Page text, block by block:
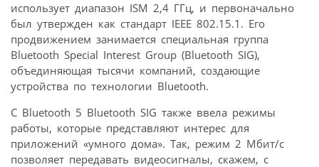
использует диапазон ISM 2,4 ГГц, и первоначально
был утвержден как стандарт IEEE 802.15.1. Его
продвижением занимается специальная группа
Bluetooth Special Interest Group (Bluetooth SIG),
объединяющая тысячи компаний, создающие
устройства по технологии Bluetooth.
С Bluetooth 5 Bluetooth SIG также ввела режимы
работы, которые представляют интерес для
приложений «умного дома». Так, режим 2 Мбит/с
позволяет передавать видеосигналы, скажем, с